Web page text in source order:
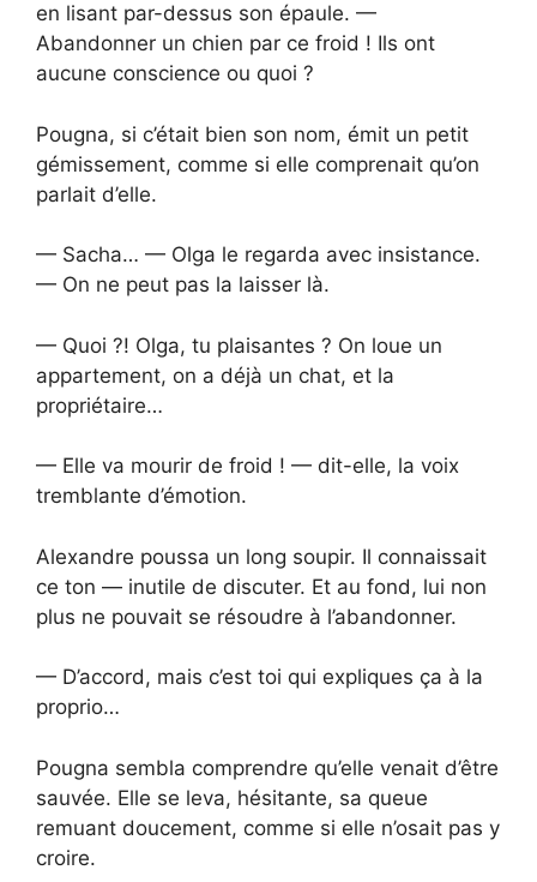
en lisant par-dessus son épaule. —
Abandonner un chien par ce froid ! Ils ont
aucune conscience ou quoi ?
Pougna, si c’était bien son nom, émit un petit
gémissement, comme si elle comprenait qu’on
parlait d’elle.
— Sacha… — Olga le regarda avec insistance.
— On ne peut pas la laisser là.
— Quoi ?! Olga, tu plaisantes ? On loue un
appartement, on a déjà un chat, et la
propriétaire…
— Elle va mourir de froid ! — dit-elle, la voix
tremblante d’émotion.
Alexandre poussa un long soupir. Il connaissait
ce ton — inutile de discuter. Et au fond, lui non
plus ne pouvait se résoudre à l’abandonner.
— D’accord, mais c’est toi qui expliques ça à la
proprio…
Pougna sembla comprendre qu’elle venait d’être
sauvée. Elle se leva, hésitante, sa queue
remuant doucement, comme si elle n’osait pas y
croire.